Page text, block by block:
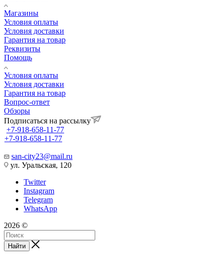
Магазины
Условия оплаты
Условия доставки
Гарантия на товар
Реквизиты
Помощь
Условия оплаты
Условия доставки
Гарантия на товар
Вопрос-ответ
Обзоры
Подписаться на рассылку
+7-918-658-11-77
+7-918-658-11-77
san-city23@mail.ru
ул. Уральская, 120
Twitter
Instagram
Telegram
WhatsApp
2026 ©
Найти